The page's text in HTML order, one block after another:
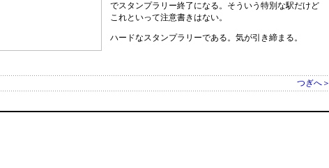
でスタンプラリー終了になる。そういう特別な駅だけど
これといって注意書きはない。
ハードなスタンプラリーである。気が引き締まる。
つぎへ＞